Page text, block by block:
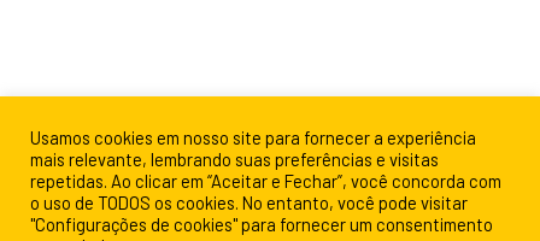
Usamos cookies em nosso site para fornecer a experiência
mais relevante, lembrando suas preferências e visitas
repetidas. Ao clicar em “Aceitar e Fechar”, você concorda com
o uso de TODOS os cookies. No entanto, você pode visitar
"Configurações de cookies" para fornecer um consentimento